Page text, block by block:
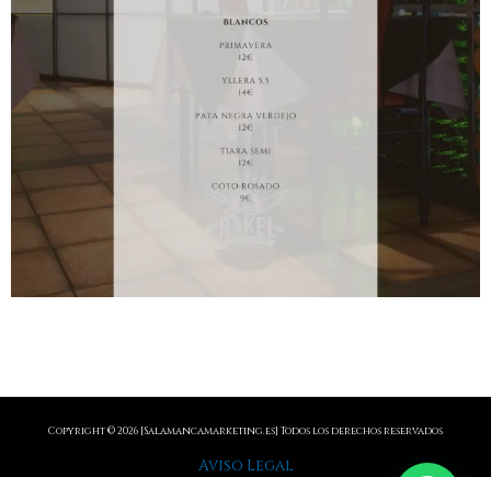
Copyright © 2026 [Salamancamarketing.es] Todos los derechos reservados
Aviso Legal